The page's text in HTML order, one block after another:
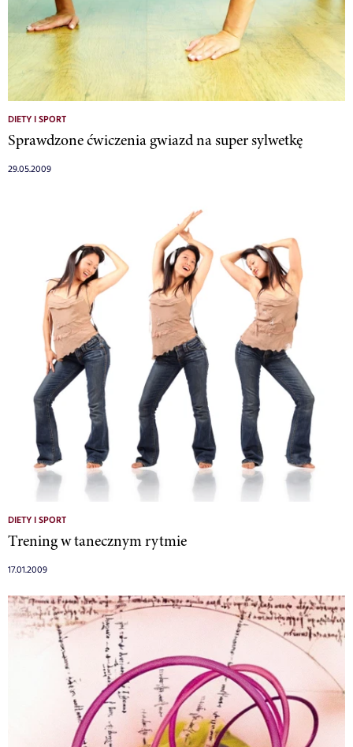
DIETY I SPORT
Sprawdzone ćwiczenia gwiazd na super sylwetkę
29.05.2009
DIETY I SPORT
Trening w tanecznym rytmie
17.01.2009